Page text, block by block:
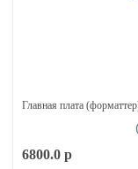
Главная плата
6800.0 p